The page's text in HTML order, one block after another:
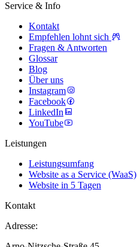
Service & Info
Kontakt
Empfehlen lohnt sich
Fragen & Antworten
Glossar
Blog
Über uns
Instagram
Facebook
LinkedIn
YouTube
Leistungen
Leistungsumfang
Website as a Service (WaaS)
Website in 5 Tagen
Kontakt
Adresse: